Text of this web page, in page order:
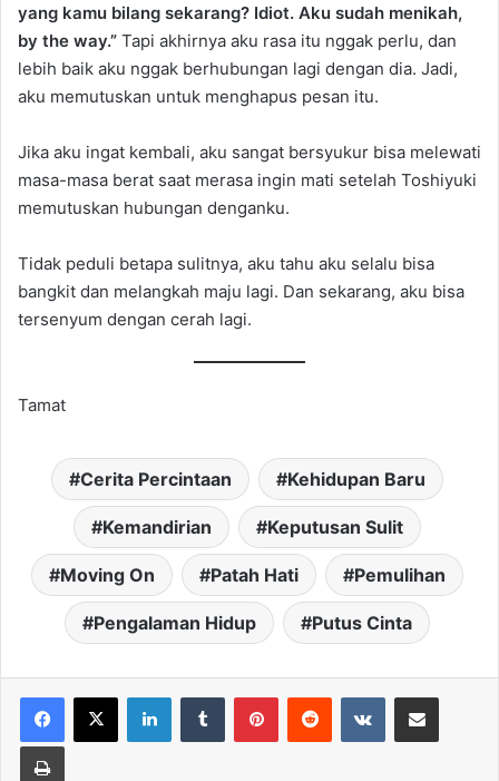
yang kamu bilang sekarang? Idiot. Aku sudah menikah,
by the way.” Tapi akhirnya aku rasa itu nggak perlu, dan
lebih baik aku nggak berhubungan lagi dengan dia. Jadi,
aku memutuskan untuk menghapus pesan itu.
Jika aku ingat kembali, aku sangat bersyukur bisa melewati
masa-masa berat saat merasa ingin mati setelah Toshiyuki
memutuskan hubungan denganku.
Tidak peduli betapa sulitnya, aku tahu aku selalu bisa
bangkit dan melangkah maju lagi. Dan sekarang, aku bisa
tersenyum dengan cerah lagi.
Tamat
Cerita Percintaan Kehidupan Baru
Kemandirian Keputusan Sulit
Moving On Patah Hati Pemulihan
Pengalaman Hidup Putus Cinta
LinkedInTumblr PinterestReddit VKontakteShare via Email
Print